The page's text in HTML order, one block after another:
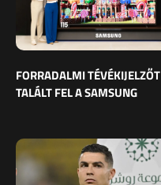
FORRADALMI TÉVÉKIJELZŐT
TALÁLT FEL A SAMSUNG